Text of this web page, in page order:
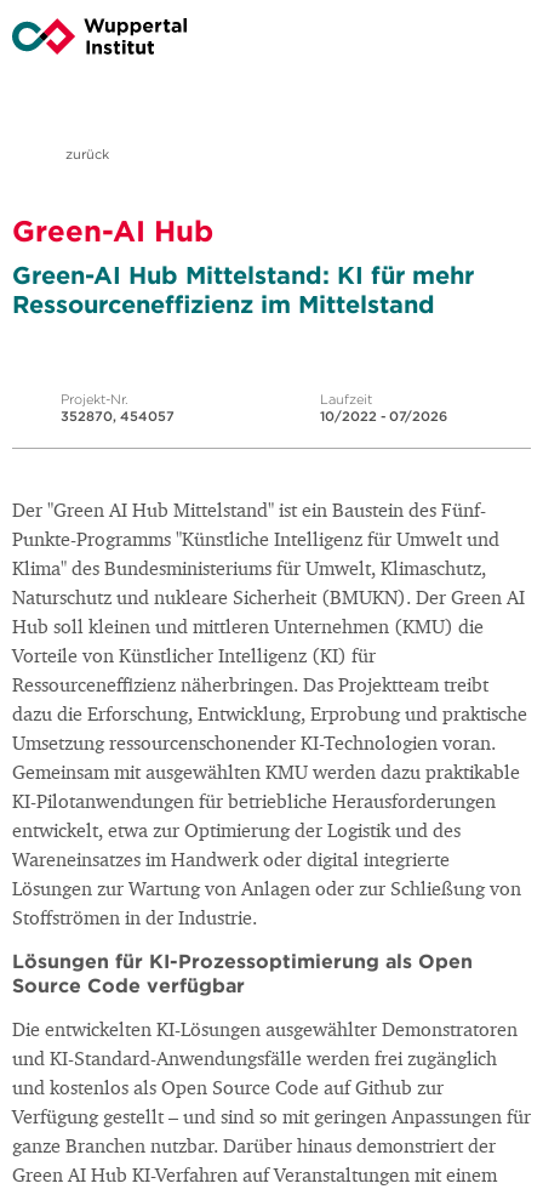
zurück
Green-AI Hub
Green-AI Hub Mittelstand: KI für mehr
Ressourceneffizienz im Mittelstand
Projekt-Nr.
352870, 454057
Laufzeit
10/2022 - 07/2026
Der "Green AI Hub Mittelstand" ist ein Baustein des Fünf-
Punkte-Programms "Künstliche Intelligenz für Umwelt und
Klima" des Bundesministeriums für Umwelt, Klimaschutz,
Naturschutz und nukleare Sicherheit (BMUKN). Der Green AI
Hub soll kleinen und mittleren Unternehmen (KMU) die
Vorteile von Künstlicher Intelligenz (KI) für
Ressourceneffizienz näherbringen. Das Projektteam treibt
dazu die Erforschung, Entwicklung, Erprobung und praktische
Umsetzung ressourcenschonender KI-Technologien voran.
Gemeinsam mit ausgewählten KMU werden dazu praktikable
KI-Pilotanwendungen für betriebliche Herausforderungen
entwickelt, etwa zur Optimierung der Logistik und des
Wareneinsatzes im Handwerk oder digital integrierte
Lösungen zur Wartung von Anlagen oder zur Schließung von
Stoffströmen in der Industrie.
Lösungen für KI-Prozessoptimierung als Open
Source Code verfügbar
Die entwickelten KI-Lösungen ausgewählter Demonstratoren
und KI-Standard-Anwendungsfälle werden frei zugänglich
und kostenlos als Open Source Code auf Github zur
Verfügung gestellt – und sind so mit geringen Anpassungen für
ganze Branchen nutzbar. Darüber hinaus demonstriert der
Green AI Hub KI-Verfahren auf Veranstaltungen mit einem